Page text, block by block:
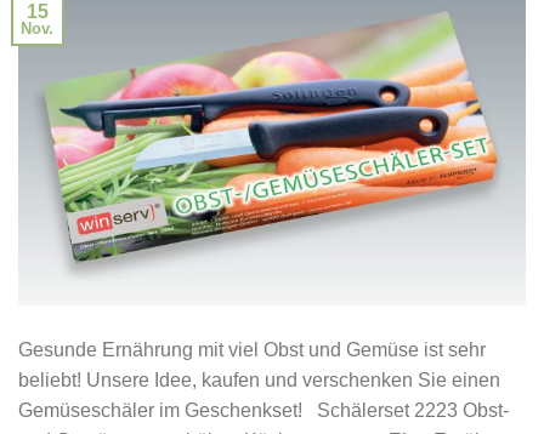
15
Nov.
Gesunde Ernährung mit viel Obst und Gemüse ist sehr
beliebt! Unsere Idee, kaufen und verschenken Sie einen
Gemüseschäler im Geschenkset! Schälerset 2223 Obst-